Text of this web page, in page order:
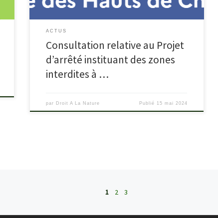
ACTUS
Consultation relative au Projet
d’arrêté instituant des zones
interdites à …
par Droit A La Nature Publié 15 mai 2024
1 2 3